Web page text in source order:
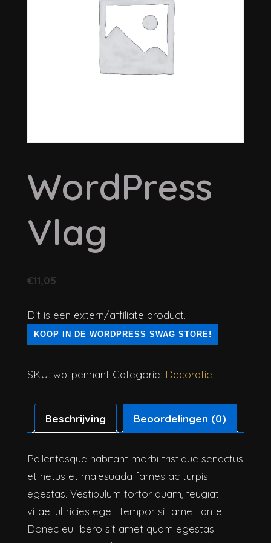
WordPress
Vlag
€11,05
Dit is een extern/affiliate product.
KOOP IN DE WORDPRESS SWAG STORE!
SKU: wp-pennant Categorie: Decoratie
Beschrijving Beoordelingen (0)
Pellentesque habitant morbi tristique senectus
et netus et malesuada fames ac turpis
egestas. Vestibulum tortor quam, feugiat
vitae, ultricies eget, tempor sit amet, ante.
Donec eu libero sit amet quam egestas